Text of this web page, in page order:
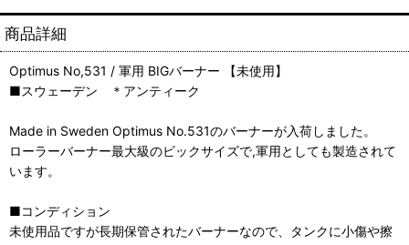
商品詳細
Optimus No,531 / 軍用 BIGバーナー 【未使用】
■スウェーデン ＊アンティーク
Made in Sweden Optimus No.531のバーナーが入荷しました。
ローラーバーナー最大級のビックサイズで,軍用としても製造されて
います。
■コンディション
未使用品ですが長期保管されたバーナーなので、タンクに小傷や擦